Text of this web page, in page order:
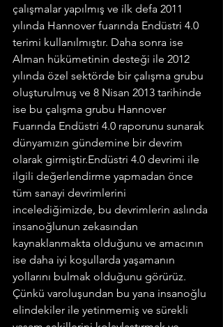
çalışmalar yapılmış ve ilk defa 2011
yılında Hannover fuarında Endüstri 4.0
terimi kullanılmıştır. Daha sonra ise
Alman hükümetinin desteği ile 2012
yılında özel sektörde bir çalışma grubu
oluşturulmuş ve 8 Nisan 2013 tarihinde
ise bu çalışma grubu Hannover
Fuarında Endüstri 4.0 raporunu sunarak
dünyamızın gündemine bir devrim
olarak girmiştir.Endüstri 4.0 devrimi ile
ilgili değerlendirme yapmadan önce
tüm sanayi devrimlerini
incelediğimizde, bu devrimlerin aslında
insanoğlunun zekasından
kaynaklanmakta olduğunu ve amacının
ise daha iyi koşullarda yaşamanın
yollarını bulmak olduğunu görürüz.
Çünkü varoluşundan bu yana insanoğlu
elindekiler ile yetinmemiş ve sürekli